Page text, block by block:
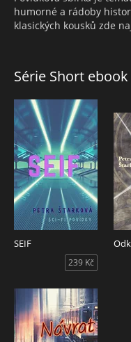
humorné a rádoby
klasických kousků zde
Kniha obsahuje povídky:
Pod nebem Justicie
Krvavý chléb
Harry Potter a Severus
Třináctý měsíc
Jak hrál Otokar na
Odkaz zpovědníka z
Hodina se Saxanou
Bradavické vstávání
Řád popsaného stolu
Série Short
SEIF
239 Kč